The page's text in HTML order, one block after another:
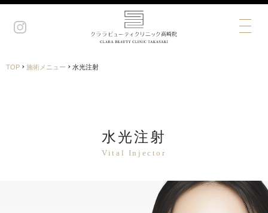
TOP › 施術メニュー › 水光注射
水光注射
Vital Injector